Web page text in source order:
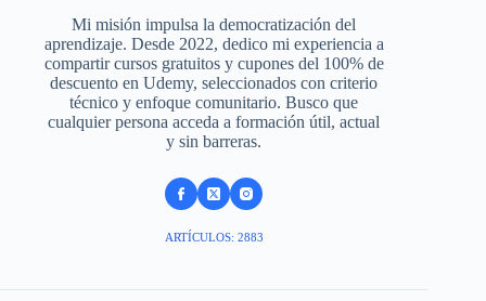
Mi misión impulsa la democratización del
aprendizaje. Desde 2022, dedico mi experiencia a
compartir cursos gratuitos y cupones del 100% de
descuento en Udemy, seleccionados con criterio
técnico y enfoque comunitario. Busco que
cualquier persona acceda a formación útil, actual
y sin barreras.
ARTÍCULOS: 2883